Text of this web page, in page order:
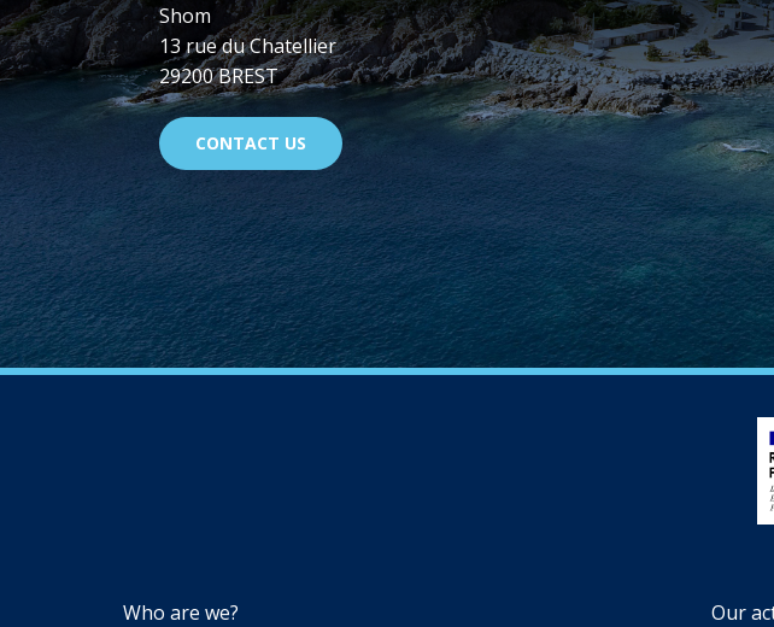
Shom
13 rue du Chatellier
29200 BREST
CONTACT US
NAVIGATION
Who are we? Our